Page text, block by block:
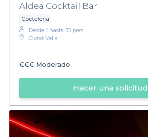
Aldea Cocktail Bar
Coctelería
Desde 1 hasta 35 pers.
Ciutat Vella
€€€ Moderado
Hacer una solicitud